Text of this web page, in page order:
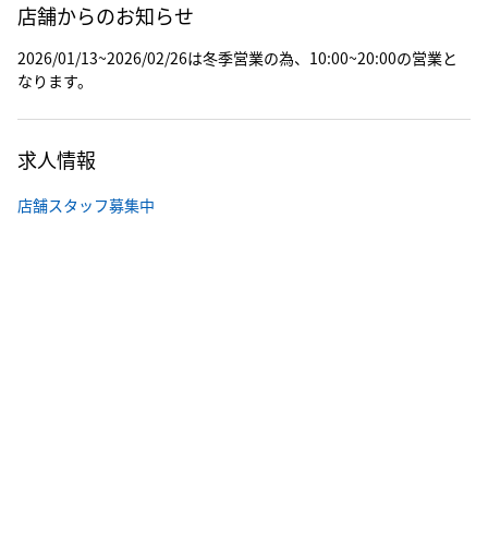
店舗からのお知らせ
2026/01/13~2026/02/26は冬季営業の為、10:00~20:00の営業と
なります。
求人情報
店舗スタッフ募集中